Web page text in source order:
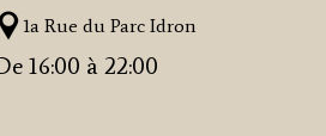
1a Rue du Parc Idron
16:00 à 22:00